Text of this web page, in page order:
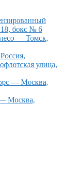
бокс № 6
— Томск,
улица,
— Москва,
Москва,